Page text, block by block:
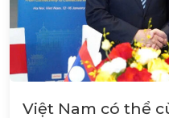
Việt Nam có thể